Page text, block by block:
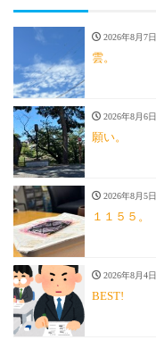
2026年8月7日
雲。
2026年8月6日
願い。
2026年8月5日
１１５５。
2026年8月4日
BEST!